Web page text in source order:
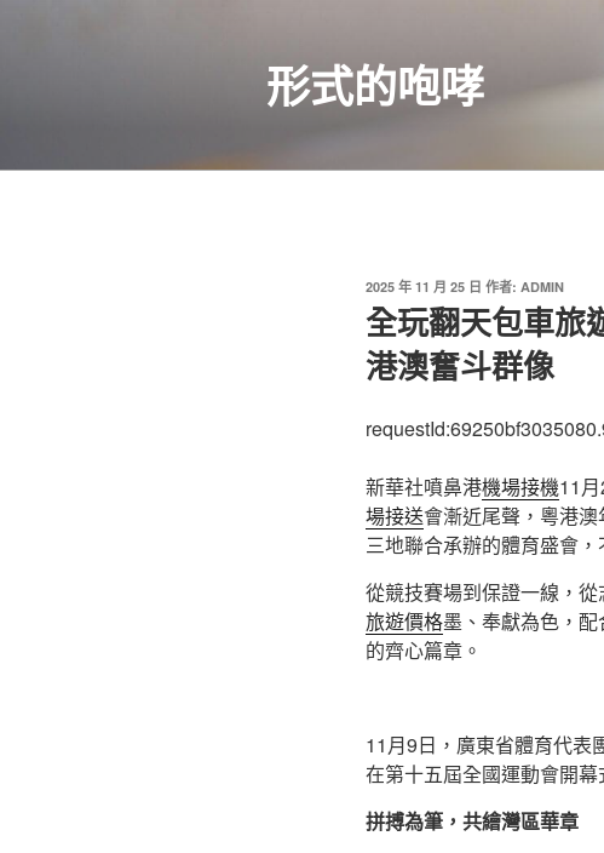
形式的咆哮
發
佈
於
2025 年 11 月 25 日 作者: ADMIN
全玩翻天包車
港澳奮斗群像
新華社噴鼻港機場接機11
場接送會漸近尾聲，粵港
三地聯合承辦的體育盛會
從競技賽場到保證一線，
旅遊價格墨、奉獻為色，配
的齊心篇章。
11月9日，廣東省體育代表
在第十五屆全國運動會開
拼搏為筆，共繪灣區華章